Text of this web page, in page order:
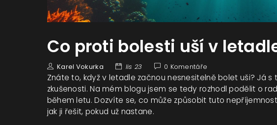
Co proti bolesti uší v
Karel Vokurka lis 23 0 Komentáře
Znáte to, když v letadle začnou nesnesitelně bolet uši? Já
zkušenosti. Na mém blogu jsem se tedy rozhodl podělit o
během letu. Dozvíte se, co může způsobit tuto
jak ji řešit, pokud už nastane.